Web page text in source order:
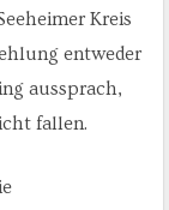
Kreis
entweder
aussprach,
fallen.